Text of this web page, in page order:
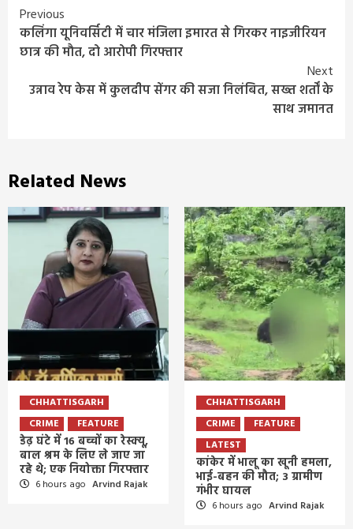
Continue
Reading
Previous
कलिंगा यूनिवर्सिटी में चार मंजिला इमारत से गिरकर नाइजीरियन
छात्र की मौत, दो आरोपी गिरफ्तार
Next
उन्नाव रेप केस में कुलदीप सेंगर की सजा निलंबित, सख्त शर्तों के
साथ जमानत
Related News
CHHATTISGARH
CRIME
FEATURE
डेढ़ घंटे में 16 बच्चों का रेस्क्यू,
बाल श्रम के लिए ले जाए जा
रहे थे; एक नियोक्ता गिरफ्तार
6 hours ago Arvind Rajak
CHHATTISGARH
CRIME
FEATURE
LATEST
कांकेर में भालू का खूनी हमला,
भाई-बहन की मौत; 3 ग्रामीण
गंभीर घायल
6 hours ago Arvind Rajak